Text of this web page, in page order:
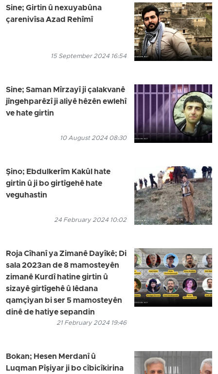
Sine; Girtin û nexuyabûna
çarenivîsa Azad Rehîmî
15 September 2024 16:54
Sine; Saman Mîrzayî ji çalakvanê
jîngehparêzî ji aliyê hêzên ewlehî
ve hate girtin
10 August 2024 08:30
Şino; Ebdulkerîm Kakûl hate
girtin û ji bo girtîgehê hate
veguhastin
24 February 2024 10:02
Roja Cîhanî ya Zimanê Dayîkê; Di
sala 2023an de 8 mamosteyên
zimanê Kurdî hatine girtin û
sizayê girtîgehê û lêdana
qamçiyan bi ser 5 mamosteyên
dinê de hatiye sepandin
21 February 2024 19:46
Bokan; Hesen Merdanî û
Luqman Pîşiyar ji bo cîbicîkirina